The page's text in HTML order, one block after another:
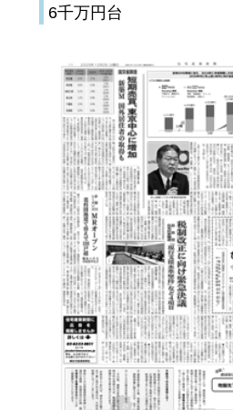
6千万円台